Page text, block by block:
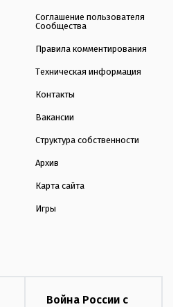
Соглашение пользователя
Сообщества
Правила комментирования
Техническая информация
Контакты
Вакансии
Структура собственности
Архив
Карта сайта
Игры
Война России с